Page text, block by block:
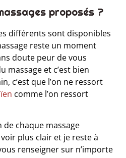
proposés ?​
différents sont disponibles
reste un moment
doute peur de vous
massage et c’est bien
c’est que l’on ne ressort
comme l’on ressort
chaque massage
plus clair et je reste à
renseigner sur n’importe